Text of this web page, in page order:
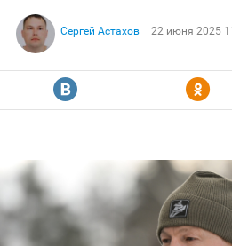
Сергей Астахов 22 июня 2025
R Y